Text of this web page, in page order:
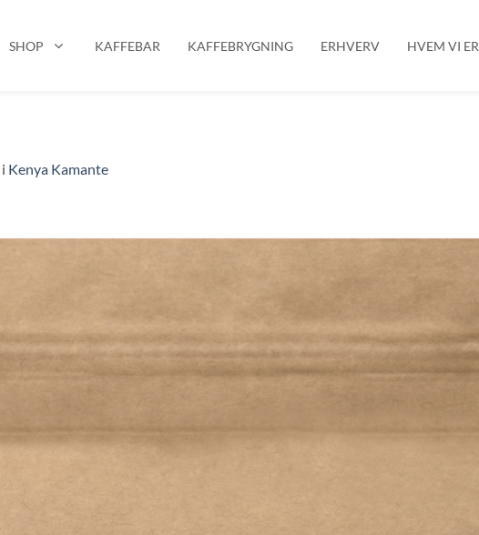
SHOP KAFFEBAR KAFFEBRYGNING ERHVERV HVEM VI ER
i Kenya Kamante